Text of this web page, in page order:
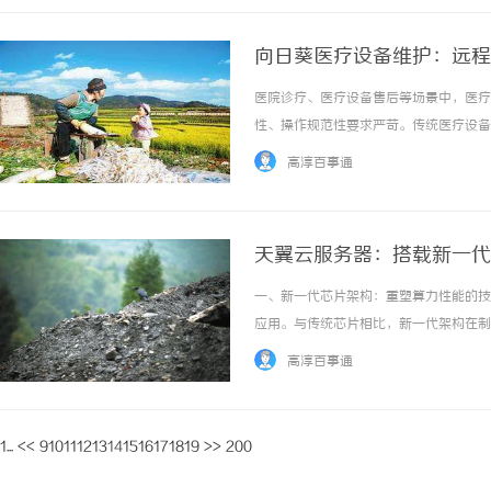
向日葵医疗设备维护：远
医院诊疗、医疗设备售后等场景中，医
性、操作规范性要求严苛。传统医疗设
要么远程协助手段不完善，无法实现高
高淳百事通
天翼云服务器：搭载新一
效运转与迭代创新
一、新一代芯片架构：重塑算力性能的
应用。与传统芯片相比，新一代架构在
基础。在制程工艺层面，新一代芯片采
高淳百事通
1... << 910111213141516171819 >> 200